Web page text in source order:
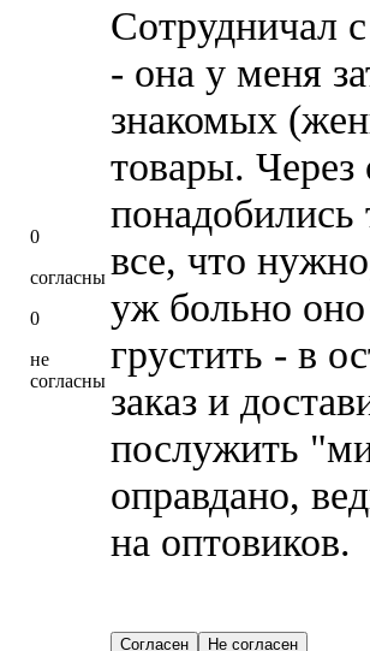
0
согласны
0
не
согласны
Сотрудничал
- она у меня
знакомых
товары.
все, что
уж больно
грустить - в
заказ и
послужить
оправдано,
на оптовиков.